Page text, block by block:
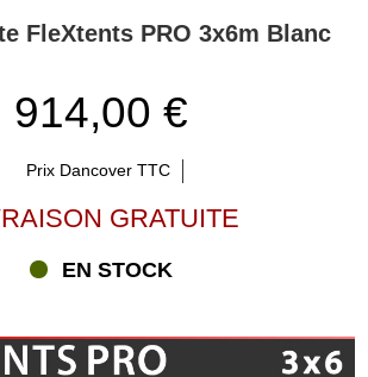
FleXtents PRO 3x6m Blanc
914,00 €
Prix Dancover TTC
GRATUITE
EN STOCK